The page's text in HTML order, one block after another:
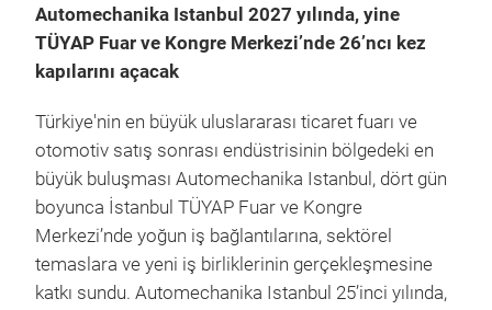
Automechanika Istanbul 2027 yılında, yine
TÜYAP Fuar ve Kongre Merkezi’nde 26’ncı kez
kapılarını açacak
Türkiye'nin en büyük uluslararası ticaret fuarı ve
otomotiv satış sonrası endüstrisinin bölgedeki en
büyük buluşması Automechanika Istanbul, dört gün
boyunca İstanbul TÜYAP Fuar ve Kongre
Merkezi’nde yoğun iş bağlantılarına, sektörel
temaslara ve yeni iş birliklerinin gerçekleşmesine
katkı sundu. Automechanika Istanbul 25’inci yılında,